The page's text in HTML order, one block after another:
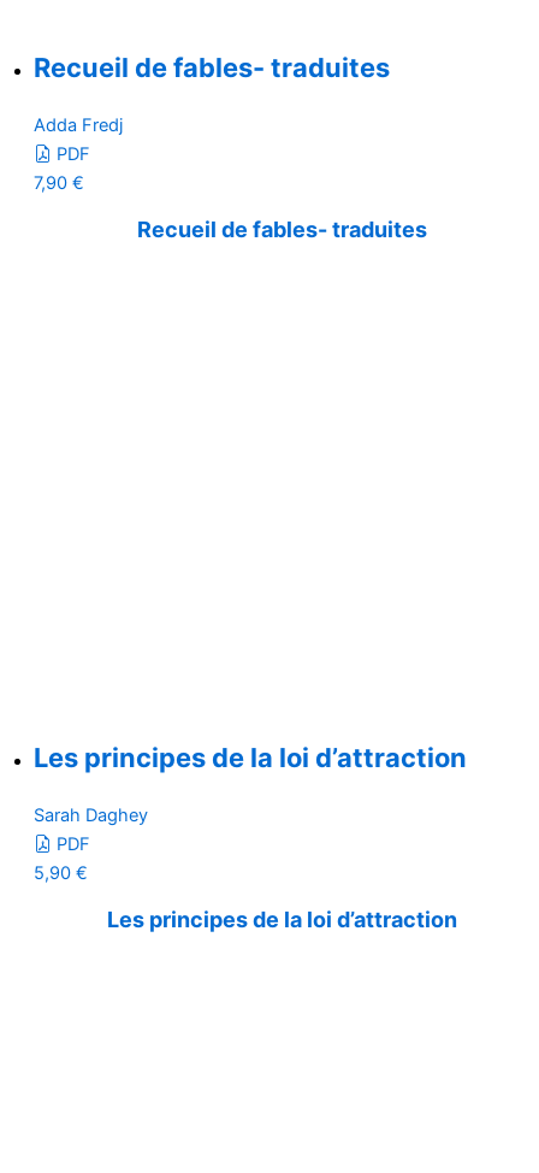
Recueil de fables- traduites
Adda Fredj
PDF
7,90 €
Recueil de fables- traduites
Les principes de la loi d’attraction
Sarah Daghey
PDF
5,90 €
Les principes de la loi d’attraction